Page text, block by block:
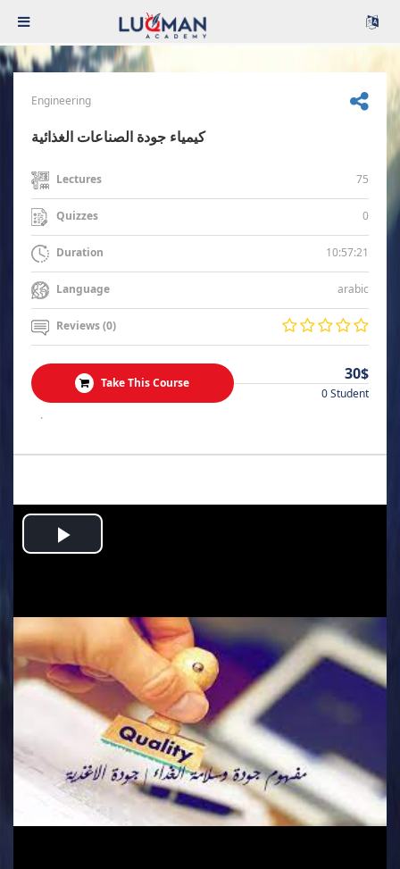
Engineering
كيمياء جودة الصناعات الغذائية
Lectures 75
Quizzes 0
Duration 10:57:21
Language arabic
Reviews (0)
Take This Course 30$
0 Student
.
Play